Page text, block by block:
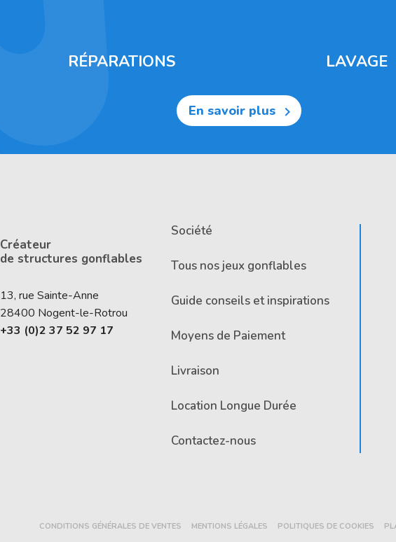
RÉPARATIONS LAVAGE
En savoir plus 
Créateur
de structures gonflables
13, rue Sainte-Anne
28400 Nogent-le-Rotrou
+33 (0)2 37 52 97 17
Société
Tous nos jeux gonflables
Guide conseils et inspirations
Moyens de Paiement
Livraison
Location Longue Durée
Contactez-nous
CONDITIONS GÉNÉRALES DE VENTES MENTIONS LÉGALES POLITIQUES DE COOKIES